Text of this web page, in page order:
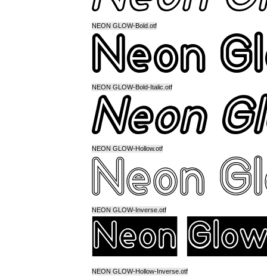
NEON GLOW-Bold.otf
NEON GLOW-Bold-Italic.otf
NEON GLOW-Hollow.otf
NEON GLOW-Inverse.otf
NEON GLOW-Hollow-Inverse.otf